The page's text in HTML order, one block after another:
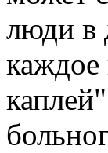
люди в
каждое